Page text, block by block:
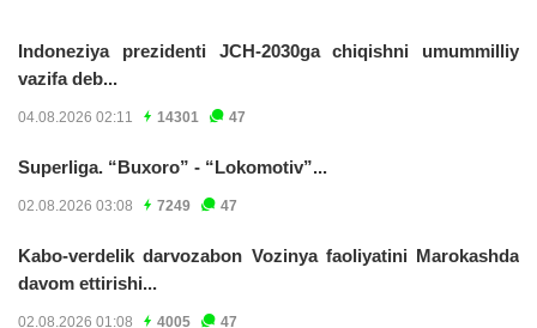
Indoneziya prezidenti JCH-2030ga chiqishni umummilliy
vazifa deb...
04.08.2026 02:11 14301 47
Superliga. “Buxoro” - “Lokomotiv”...
02.08.2026 03:08 7249 47
Kabo-verdelik darvozabon Vozinya faoliyatini Marokashda
davom ettirishi...
02.08.2026 01:08 4005 47